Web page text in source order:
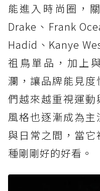
能進入時尚圈，
Drake、Frank
Hadid、Kanye
祖鳥單品，加上
瀾，讓品牌能見
們越來越重視運動
風格也逐漸成為
與日常之間，當
種剛剛好的好看。